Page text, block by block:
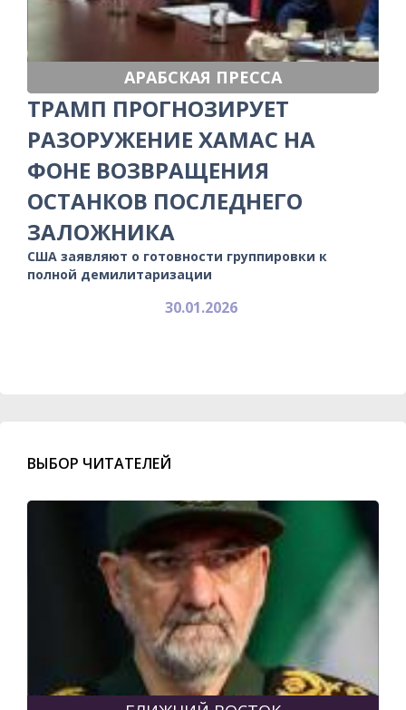
АРАБСКАЯ ПРЕССА
ТРАМП ПРОГНОЗИРУЕТ
РАЗОРУЖЕНИЕ ХАМАС НА
ФОНЕ ВОЗВРАЩЕНИЯ
ОСТАНКОВ ПОСЛЕДНЕГО
ЗАЛОЖНИКА
США заявляют о готовности группировки к
полной демилитаризации
30.01.2026
ВЫБОР ЧИТАТЕЛЕЙ